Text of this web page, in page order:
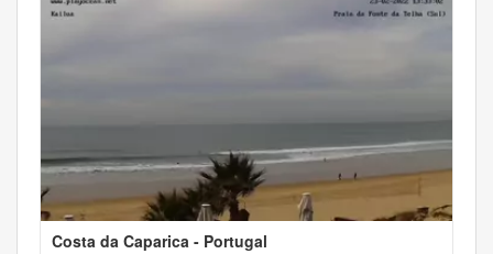
Costa da Caparica - Portugal